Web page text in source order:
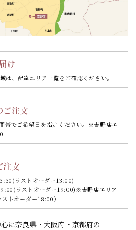
け
は、配達エリア一覧をご確認ください。
ご注文
帯でご希望日を指定ください。 ※吉野店エ
注文
(ラストオーダー13:00)
(ラストオーダー19:00)※吉野店エリア
トオーダー18:00）
に奈良県・大阪府・京都府の